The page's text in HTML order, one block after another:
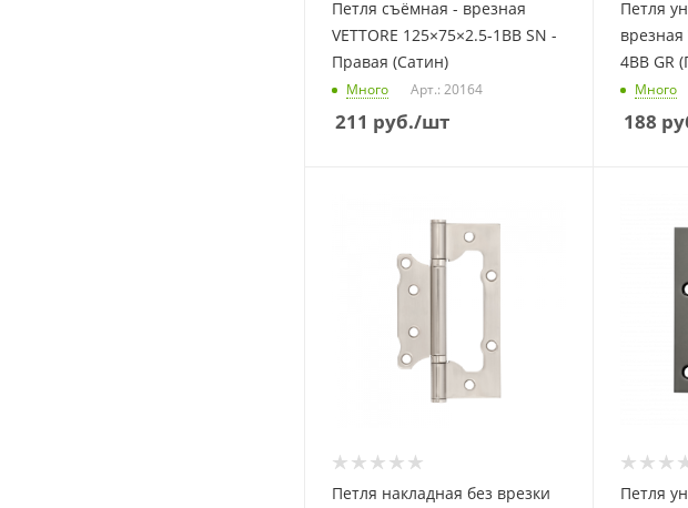
Петля съёмная - врезная
VETTORE 125×75×2.5-1BB SN -
Правая (Сатин)
Много Арт.: 20164
211 руб./шт
Петля
врезная
4BB GR
Много
188
Петля накладная без врезки
Петля